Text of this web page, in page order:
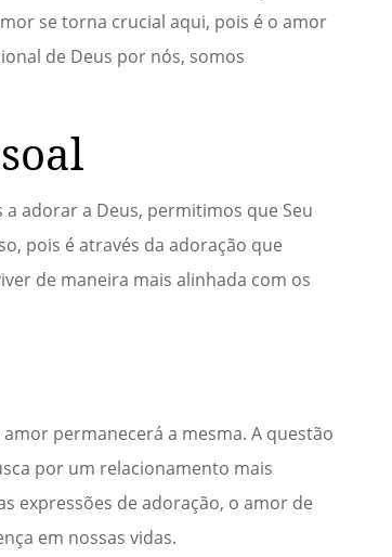
se torna crucial aqui, pois é o amor
de Deus por nós, somos
adorar a Deus, permitimos que Seu
pois é através da adoração que
de maneira mais alinhada com os
permanecerá a mesma. A questão
por um relacionamento mais
expressões de adoração, o amor de
em nossas vidas.